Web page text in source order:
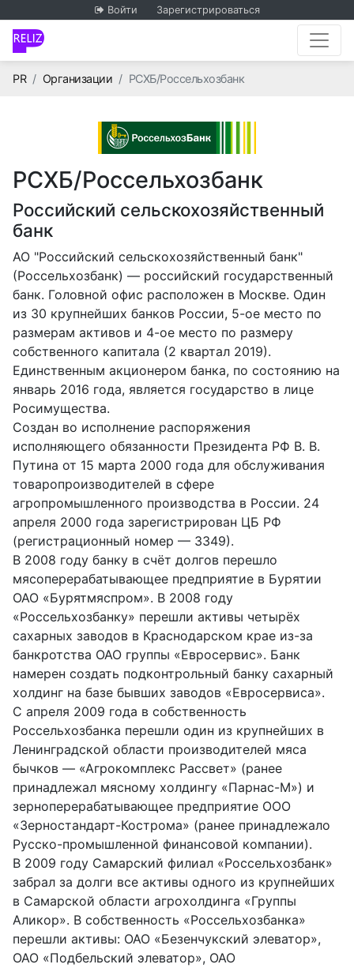
Войти Зарегистрироваться
PRГлавная
Организации РСХБ/Россельхозбанк
РСХБ/Россельхозбанк
Российский сельскохозяйственный
банк
АО "Российский сельскохозяйственный банк"
(Россельхозбанк) — российский государственный
банк. Головной офис расположен в Москве. Один
из 30 крупнейших банков России, 5-ое место по
размерам активов и 4-ое место по размеру
собственного капитала (2 квартал 2019).
Единственным акционером банка, по состоянию на
январь 2016 года, является государство в лице
Росимущества.
Создан во исполнение распоряжения
исполняющего обязанности Президента РФ В. В.
Путина от 15 марта 2000 года для обслуживания
товаропроизводителей в сфере
агропромышленного производства в России. 24
апреля 2000 года зарегистрирован ЦБ РФ
(регистрационный номер — 3349).
В 2008 году банку в счёт долгов перешло
мясоперерабатывающее предприятие в Бурятии
ОАО «Бурятмяспром». В 2008 году
«Россельхозбанку» перешли активы четырёх
сахарных заводов в Краснодарском крае из-за
банкротства ОАО группы «Евросервис». Банк
намерен создать подконтрольный банку сахарный
холдинг на базе бывших заводов «Евросервиса».
С апреля 2009 года в собственность
Россельхозбанка перешли один из крупнейших в
Ленинградской области производителей мяса
бычков — «Агрокомплекс Рассвет» (ранее
принадлежал мясному холдингу «Парнас-М») и
зерноперерабатывающее предприятие ООО
«Зерностандарт-Кострома» (ранее принадлежало
Русско-промышленной финансовой компании).
В 2009 году Самарский филиал «Россельхозбанк»
забрал за долги все активы одного из крупнейших
в Самарской области агрохолдинга «Группы
Аликор». В собственность «Россельхозбанка»
перешли активы: ОАО «Безенчукский элеватор»,
ОАО «Подбельский элеватор», ОАО